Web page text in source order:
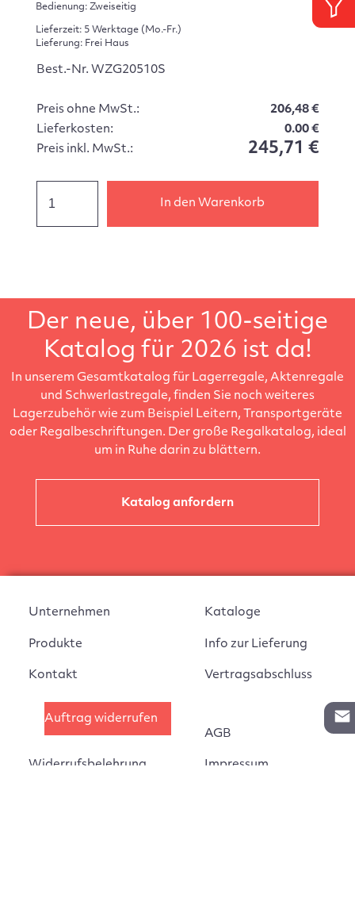
Bedienung: Zweiseitig
Lieferzeit: 5 Werktage (Mo.-Fr.)
Lieferung: Frei Haus
Best.-Nr. WZG20510S
Preis ohne MwSt.:
206,48 €
Lieferkosten:
0.00 €
Preis inkl. MwSt.:
245,71 €
In den Warenkorb
Der neue, über 100-seitige
Katalog für 2026 ist da!
In unserem Gesamtkatalog für Lagerregale, Aktenregale
und Schwerlastregale, finden Sie noch weiteres
Lagerzubehör wie zum Beispiel Leitern, Transportgeräte
oder Regalbeschriftungen. Der große Regalkatalog, ideal
um in Ruhe darin zu blättern.
Katalog anfordern
Unternehmen
Produkte
Kontakt
Kataloge
Info zur Lieferung
Vertragsabschluss
Auftrag widerrufen
Widerrufsbelehrung
AGB
Impressum